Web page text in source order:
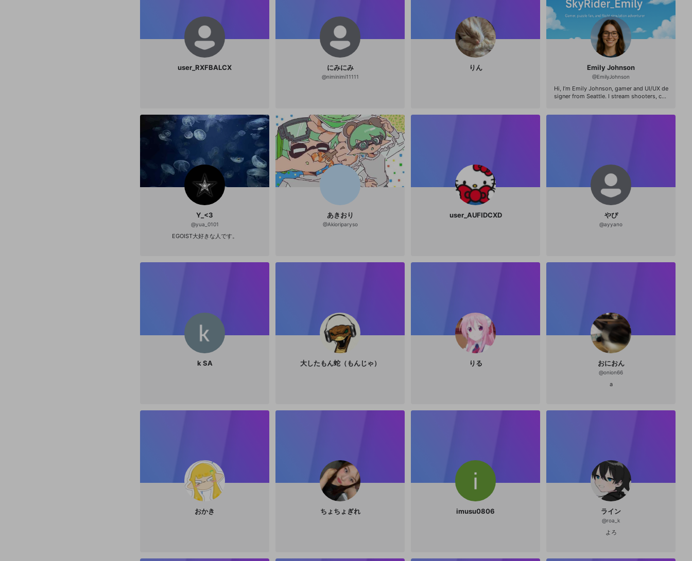
user_RXFBALCX にみにみ
@niminimi11111
りん Emily Johnson
@EmilyJohnson
Hi, I’m Emily Johnson, gamer and UI/UX de
signer from Seattle. I stream shooters, co-
Y_<3
@yua_0101
EGOIST大好きな人です。
あきおり
@Akioriparyso
user_AUFIDCXD やぴ
@ayyano
k SA 大したもん蛇（もんじゃ） りる おにおん
@onion66
a
おかき ちょちょぎれ imusu0806 ライン
@roa_k
よろ